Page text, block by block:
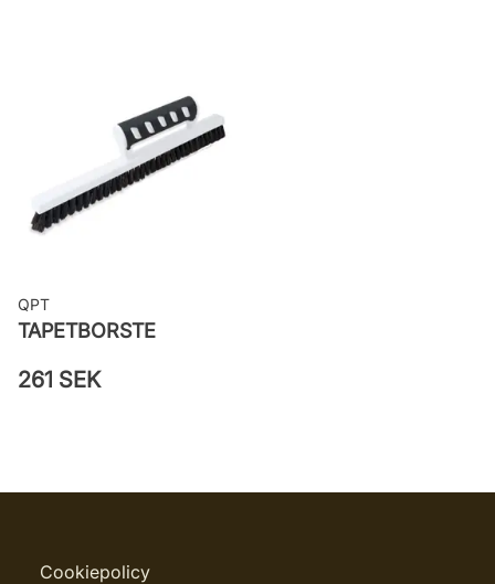
väggen
Leverantörens artikelnummer: 11935
QPT
TAPETBORSTE
261 SEK
Cookiepolicy